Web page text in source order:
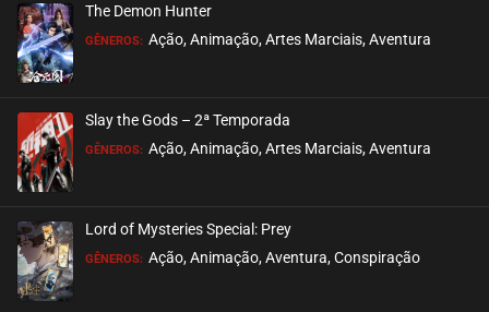
The Demon Hunter
GÊNEROS: Ação, Animação, Artes Marciais, Aventura
Slay the Gods – 2ª Temporada
GÊNEROS: Ação, Animação, Artes Marciais, Aventura
Lord of Mysteries Special: Prey
GÊNEROS: Ação, Animação, Aventura, Conspiração